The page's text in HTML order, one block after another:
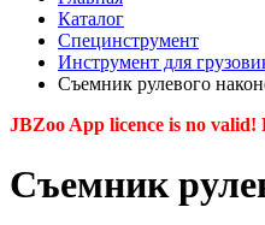
Каталог
Специнструмент
Инструмент для
Съемник рулевого
JBZoo App licence is no valid!
Съемник